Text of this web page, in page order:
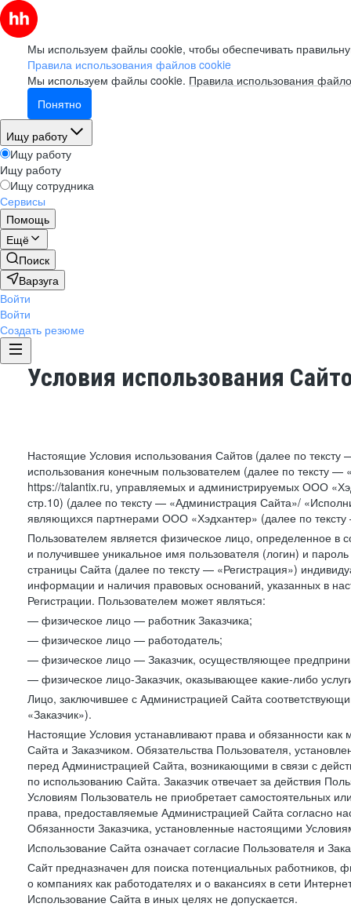
Мы используем файлы cookie, чтобы обеспечивать
Правила использования файлов cookie
Мы используем файлы cookie. Правила использования
Понятно
Ищу работу
Ищу работу
Ищу работу
Ищу сотрудника
Сервисы
Помощь
Ещё
Поиск
Варзуга
Войти
Войти
Создать резюме
Условия использования
Настоящие Условия использования Сайтов (далее по
использования конечным пользователем (далее по тексту
https://talantix.ru, управляемых и администрируемых ООО
стр.10) (далее по тексту — «Администрация Сайта»/
являющихся партнерами ООО «Хэдхантер» (далее по
Пользователем является физическое лицо, определенное в
и получившее уникальное имя пользователя (логин) и
страницы Сайта (далее по тексту — «Регистрация»)
информации и наличия правовых оснований, указанных в
Регистрации. Пользователем может являться:
— физическое лицо — работник Заказчика;
— физическое лицо — работодатель;
— физическое лицо — Заказчик, осуществляющее
— физическое лицо-Заказчик, оказывающее какие-либо
Лицо, заключившее с Администрацией Сайта
«Заказчик»).
Настоящие Условия устанавливают права и обязанности
Сайта и Заказчиком. Обязательства Пользователя,
перед Администрацией Сайта, возникающими в связи с
по использованию Сайта. Заказчик отвечает за действия
Условиям Пользователь не приобретает самостоятельных
права, предоставляемые Администрацией Сайта согласно
Обязанности Заказчика, установленные настоящими
Использование Сайта означает согласие Пользователя и
Сайт предназначен для поиска потенциальных
о компаниях как работодателях и о вакансиях в сети
Использование Сайта в иных целях не допускается.